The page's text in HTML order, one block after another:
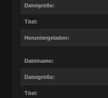
Dateigröße:
Titel:
Heruntergeladen:
Dateiname:
Dateigröße:
Titel: